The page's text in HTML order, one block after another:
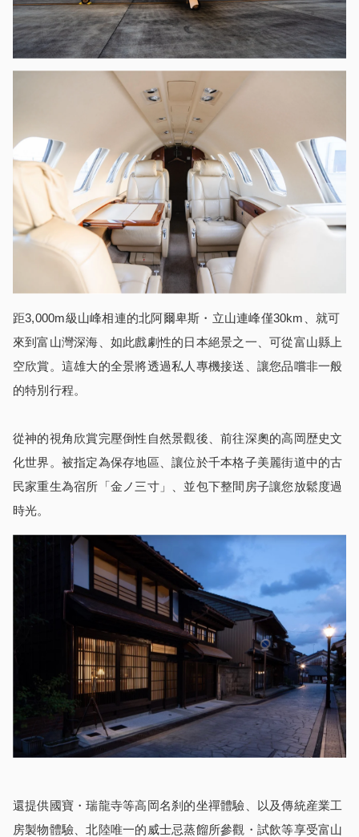
距3,000m級山峰相連的北阿爾卑斯・立山連峰僅30km、就可
來到富山灣深海、如此戲劇性的日本絕景之一、可從富山縣上
空欣賞。這雄大的全景將透過私人專機接送、讓您品嚐非一般
的特別行程。
從神的視角欣賞完壓倒性自然景觀後、前往深奧的高岡歴史文
化世界。被指定為保存地區、讓位於千本格子美麗街道中的古
民家重生為宿所「金ノ三寸」、並包下整間房子讓您放鬆度過
時光。
還提供國寶・瑞龍寺等高岡名刹的坐禪體驗、以及傳統産業工
房製物體驗、北陸唯一的威士忌蒸餾所參觀・試飲等享受富山